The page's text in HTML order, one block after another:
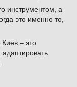
инструментом, а
это именно то,
Киев – это